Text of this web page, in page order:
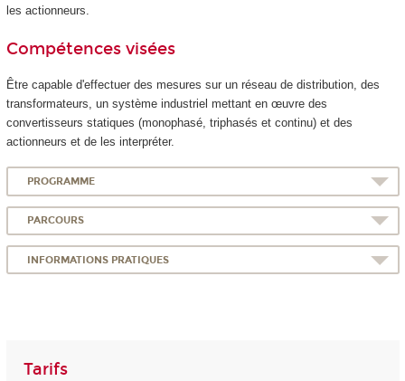
les actionneurs.
Compétences visées
Être capable d'effectuer des mesures sur un réseau de distribution, des
transformateurs, un système industriel mettant en œuvre des
convertisseurs statiques (monophasé, triphasés et continu) et des
actionneurs et de les interpréter.
PROGRAMME
PARCOURS
INFORMATIONS PRATIQUES
Tarifs